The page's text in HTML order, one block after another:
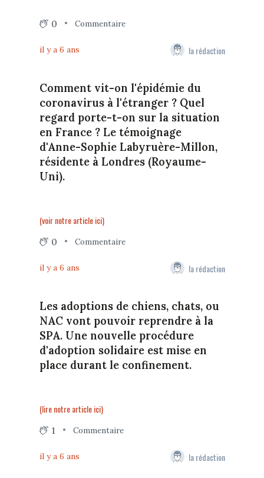
0 Commentaire
il y a 6 ans la rédaction
Comment vit-on l'épidémie du
coronavirus à l'étranger ? Quel
regard porte-t-on sur la situation
en France ? Le témoignage
d'Anne-Sophie Labyruère-Millon,
résidente à Londres (Royaume-
Uni).
(voir notre article ici)
0 Commentaire
il y a 6 ans la rédaction
Les adoptions de chiens, chats, ou
NAC vont pouvoir reprendre à la
SPA. Une nouvelle procédure
d'adoption solidaire est mise en
place durant le confinement.
(lire notre article ici)
1 Commentaire
il y a 6 ans la rédaction